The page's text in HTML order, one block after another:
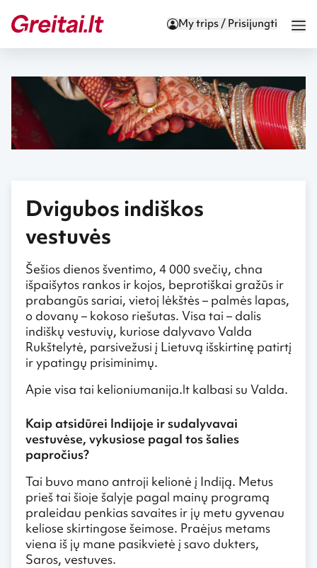
My trips / Prisijungti
Dvigubos indiškos
vestuvės
Šešios dienos šventimo, 4 000 svečių, chna
išpaišytos rankos ir kojos, beprotiškai gražūs ir
prabangūs sariai, vietoj lėkštės – palmės lapas,
o dovanų – kokoso riešutas. Visa tai – dalis
indiškų vestuvių, kuriose dalyvavo Valda
Rukštelytė, parsivežusi į Lietuvą išskirtinę patirtį
ir ypatingų prisiminimų.
Apie visa tai kelioniumanija.lt kalbasi su Valda.
Kaip atsidūrei Indijoje ir sudalyvavai
vestuvėse, vykusiose pagal tos šalies
papročius?
Tai buvo mano antroji kelionė į Indiją. Metus
prieš tai šioje šalyje pagal mainų programą
praleidau penkias savaites ir jų metu gyvenau
keliose skirtingose šeimose. Praėjus metams
viena iš jų mane pasikvietė į savo dukters,
Saros, vestuves.